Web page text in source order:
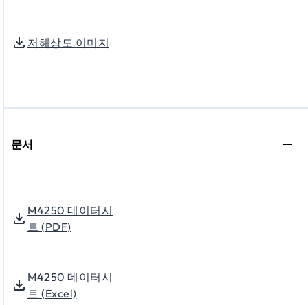
저해상도 이미지
문서
M4250 데이터시
트 (PDF)
M4250 데이터시
트 (Excel)